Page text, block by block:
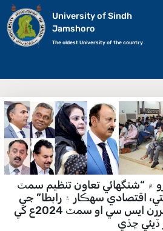
University of Sindh
Jamshoro
The oldest University of the country
۾ “شنگهائي تعاون تنظيم سمٽ
اقتصادي سهڪار ۽ رابطا” جي
سري هيٺ سيمينار: مقررن ايس سي او سمٽ 2024ع کي
ڏيئي ڇڏي